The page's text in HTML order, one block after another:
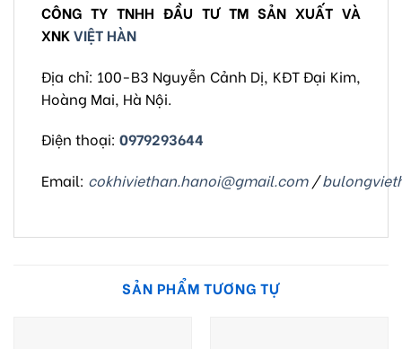
CÔNG TY TNHH ĐẦU TƯ TM SẢN XUẤT VÀ
XNKVIỆT HÀN
Địa chỉ: 100-B3 Nguyễn Cảnh Dị, KĐT Đại Kim,
Hoàng Mai, Hà Nội.
Điện thoại: 0979293644
Email: cokhiviethan.hanoi@gmail.com/
SẢN PHẨM TƯƠNG TỰ